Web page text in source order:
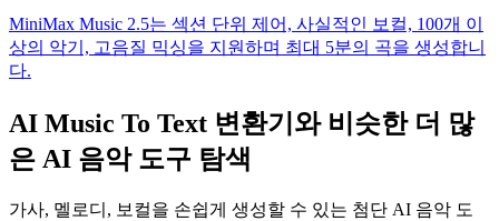
MiniMax Music 2.5는 섹션 단위 제어, 사실적인 보컬, 100개 이
상의 악기, 고음질 믹싱을 지원하며 최대 5분의 곡을 생성합니
다.
AI Music To Text 변환기와 비슷한 더 많
은 AI 음악 도구 탐색
가사, 멜로디, 보컬을 손쉽게 생성할 수 있는 첨단 AI 음악 도